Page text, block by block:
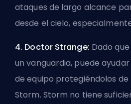
ataques de largo alcance
desde el cielo,
4. Doctor Strange: Dado
un vanguardia, puede
de equipo protegiéndolos de
Storm. Storm no tiene